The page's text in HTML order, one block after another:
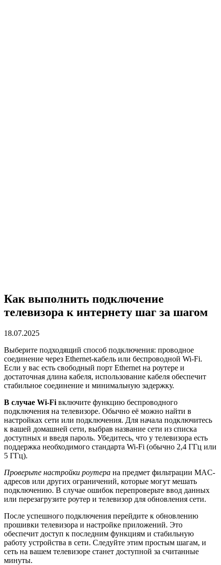
Как выполнить подключение
телевизора к интернету шаг за шагом
18.07.2025
Выберите подходящий способ подключения: проводное
соединение через Ethernet-кабель или беспроводной Wi-Fi.
Если у вас есть свободный порт Ethernet на роутере и
достаточная длина кабеля, использование кабеля обеспечит
стабильное соединение и минимальную задержку.
В случае Wi-Fi включите функцию беспроводного
подключения на телевизоре. Обычно её можно найти в
настройках сети или подключения. Для начала подключитесь
к вашей домашней сети, выбрав название сети из списка
доступных и введя пароль. Убедитесь, что у телевизора есть
поддержка необходимого стандарта Wi-Fi (обычно 2,4 ГГц или
5 ГГц).
Проверьте настройки роутера на предмет фильтрации MAC-
адресов или других ограничений, которые могут мешать
подключению. В случае ошибок перепроверьте ввод данных
или перезагрузите роутер и телевизор для обновления сети.
После успешного подключения перейдите к обновлению
прошивки телевизора и настройке приложений. Это
обеспечит доступ к последним функциям и стабильную
работу устройства в сети. Следуйте этим простым шагам, и
сеть на вашем телевизоре станет доступной за считанные
минуты.